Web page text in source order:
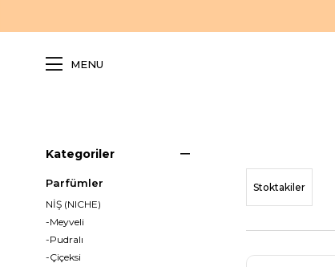
MENU
Kategoriler
Parfümler
NİŞ (NICHE)
-Meyveli
-Pudralı
-Çiçeksi
Stoktakiler